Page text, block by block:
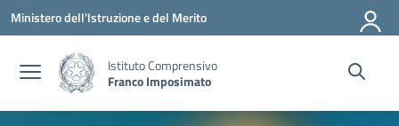
Vai ai contenuti
Vai al menu di navigazione
Vai al footer
Ministero dell'Istruzione e del Merito
Istituto Comprensivo
Franco Imposimato